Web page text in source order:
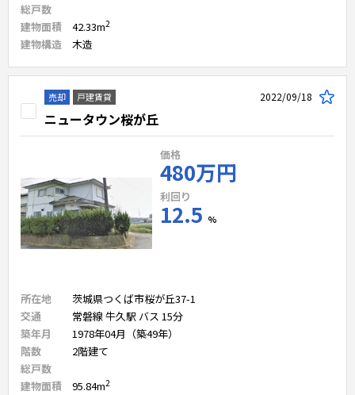
総戸数
建物面積
42.33m2
建物構造 木造
売却 戸建賃貸
ニュータウン桜が丘
2022/09/18
価格
480万円
利回り
12.5 %
所在地
茨城県つくば市桜が丘37-1
交通
常磐線 牛久駅 バス 15分
築年月
1978年04月（築49年）
階数
2階建て
総戸数
建物面積
95.84m2